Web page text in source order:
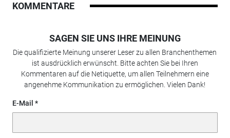
KOMMENTARE
SAGEN SIE UNS IHRE MEINUNG
Die qualifizierte Meinung unserer Leser zu allen Branchenthemen
ist ausdrücklich erwünscht. Bitte achten Sie bei Ihren
Kommentaren auf die Netiquette, um allen Teilnehmern eine
angenehme Kommunikation zu ermöglichen. Vielen Dank!
E-Mail